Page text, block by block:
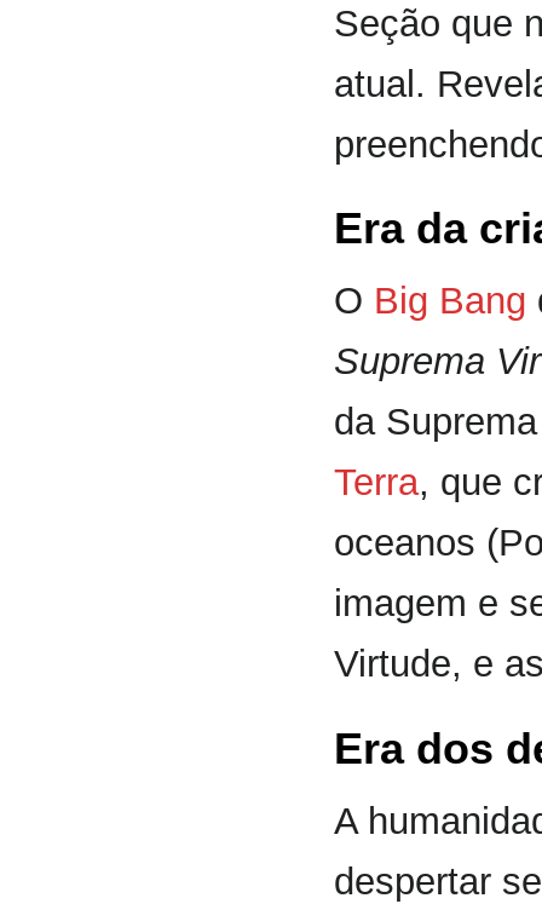
Seção que
atual.
Era da
O Big Bang
Suprema
da
Terra, que
oceanos
imagem e
Virtude, e
Era dos
A
despertar